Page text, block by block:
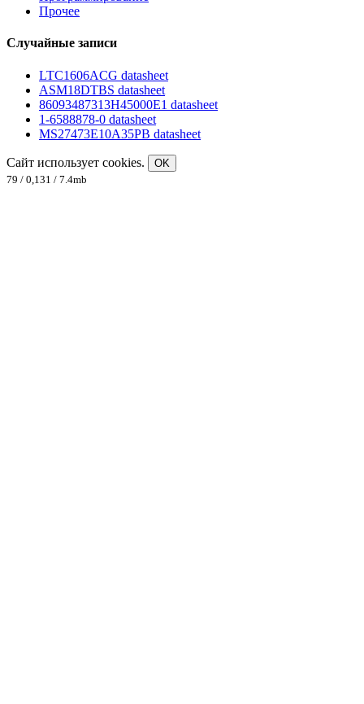
Прочее
Случайные записи
LTC1606ACG datasheet
ASM18DTBS datasheet
86093487313H45000E1 datasheet
1-6588878-0 datasheet
MS27473E10A35PB datasheet
Сайт использует cookies.
OK
79 / 0,131 / 7.4mb